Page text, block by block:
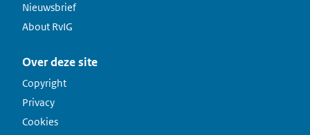
Nieuwsbrief
About RvIG
Over deze site
Copyright
Privacy
Cookies